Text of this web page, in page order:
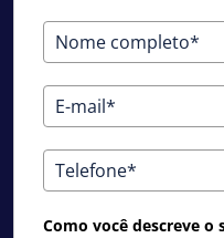
Como você descreve